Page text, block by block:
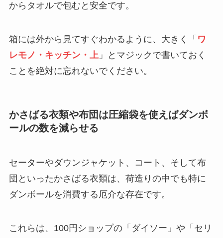
からタオルで包むと安全です。
箱には外から見てすぐわかるように、大きく「 ワ
レモノ・キッチン・上」とマジックで書いておく
ことを絶対に忘れないでください。
かさばる衣類や布団は圧縮袋を使えばダンボ
ールの数を減らせる
セーターやダウンジャケット、コート、そして布
団といったかさばる衣類は、荷造りの中でも特に
ダンボールを消費する厄介な存在です。
これらは、100円ショップの「ダイソー」や「セリ